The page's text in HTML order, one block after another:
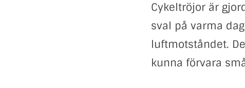
Cykeltröjor är
sval på varma
luftmotståndet.
kunna förvara